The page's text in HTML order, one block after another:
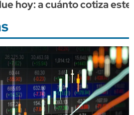
hoy: a cuánto cotiza